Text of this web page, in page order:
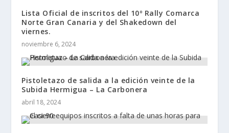
Lista Oficial de inscritos del 10º Rally Comarca
Norte Gran Canaria y del Shakedown del
viernes.
noviembre 6, 2024
Pistoletazo de salida a la edición veinte de la
Subida Hermigua – La Carbonera
abril 18, 2024